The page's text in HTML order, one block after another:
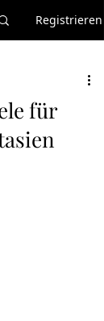
Registrieren
für